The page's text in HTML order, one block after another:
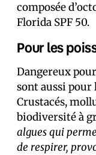
composée
Florida SPF 50.
Pour les
Dangereux
sont aussi pour
Crustacés,
biodiversité à
algues qui
de respirer,